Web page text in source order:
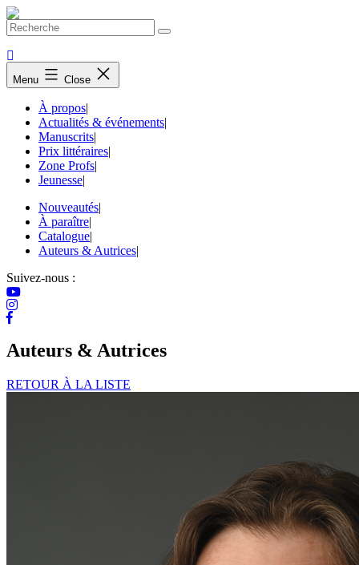
Skip
to
Menu Close
À propos|
Actualités & événements|
Manuscrits|
Prix littéraires|
Zone Profs|
Jeunesse|
Nouveautés|
À paraître|
Catalogue|
Auteurs & Autrices|
Suivez-nous :
Auteurs & Autrices
RETOUR À LA LISTE